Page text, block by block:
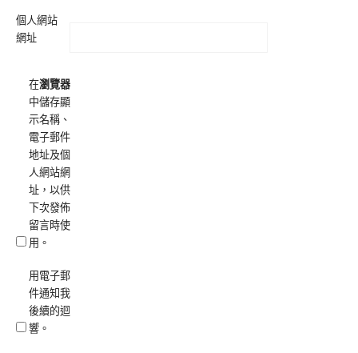
個人網站
網址
在瀏覽器
中儲存顯
示名稱、
電子郵件
地址及個
人網站網
址，以供
下次發佈
留言時使
用。
用電子郵
件通知我
後續的迴
響。